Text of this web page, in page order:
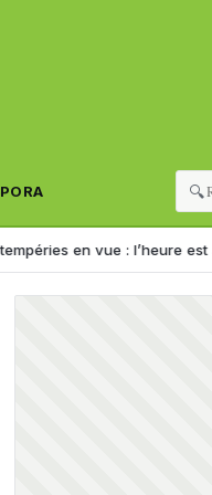
🔍
vue : l’heure est au grand